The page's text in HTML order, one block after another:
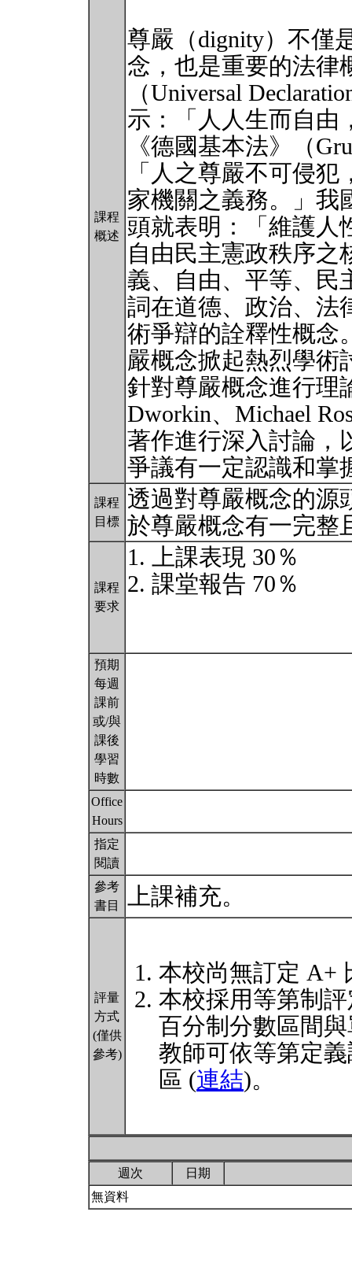
課程
概述
尊嚴（dignity）不僅
念，也是重要的法律
（Universal
示：「人人生而自由
《德國基本法》（
「人之尊嚴不可侵
家機關之義務。」我
頭就表明：「維護人
自由民主憲政秩序之
義、自由、平等、民
詞在道德、政治、法
術爭辯的詮釋性概念
嚴概念掀起熱烈學術
針對尊嚴概念進行理
Dworkin、Michael
著作進行深入討論，
爭議有一定認識和掌
課程
目標
透過對尊嚴概念的源
於尊嚴概念有一完
課程
要求
1. 上課表現 30％
2. 課堂報告 70％
預期
每週
課前
或/與
課後
學習
時數
Office
Hours
指定
閱讀
參考
書目
上課補充。
評量
方式
(僅供
參考)
本校尚無訂定 A+
本校採用等第制
百分制分數區間
教師可依等第定
區 (連結)。
週次
日期
無資料